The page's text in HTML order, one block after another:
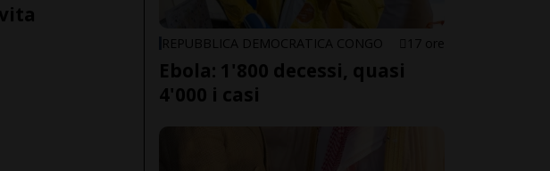
REPUBBLICA DEMOCRATICA CONGO 17 ore
Ebola: 1'800 decessi, quasi
4'000 i casi